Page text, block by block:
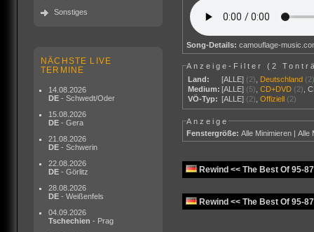
Sonstiges
NÄCHSTE LIVE
TERMINE
14.08.2026
DE - Schwedt/Oder
15.08.2026
DE - Gera
21.08.2026
DE - Schwerin
22.08.2026
DE - Görlitz
28.08.2026
DE - Weißenfels
04.09.2026
Tschechien - Prag
Song-Details: camouflage-
Anzeige-Filter (2
Land:
[ALLE] (2) Deutschland
Medium: [ALLE] (5) ,CD+DVD (2) ,
VÖ-Typ: [ALLE] (2) ,Offiziell (2)
Anzeige
Fenstergröße: Alle Minimieren |Alle
Rewind << The Best Of 95-
Rewind << The Best Of 95-